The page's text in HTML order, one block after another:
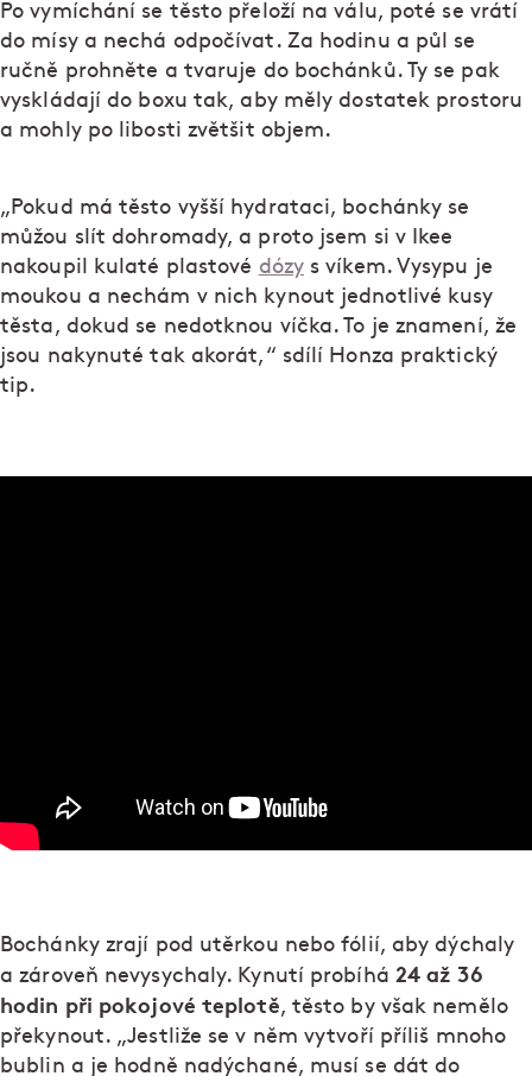
Po vymíchání se těsto přeloží na válu, poté se vrátí
do mísy a nechá odpočívat. Za hodinu a půl se
ručně prohněte a tvaruje do bochánků. Ty se pak
vyskládají do boxu tak, aby měly dostatek prostoru
a mohly po libosti zvětšit objem.
„Pokud má těsto vyšší hydrataci, bochánky se
můžou slít dohromady, a proto jsem si v Ikee
nakoupil kulaté plastové dózys víkem. Vysypu je
moukou a nechám v nich kynout jednotlivé kusy
těsta, dokud se nedotknou víčka. To je znamení, že
jsou nakynuté tak akorát,“ sdílí Honza praktický
tip.
Bochánky zrají pod utěrkou nebo fólií, aby dýchaly
a zároveň nevysychaly. Kynutí probíhá 24 až 36
hodin při pokojové teplotě, těsto by však nemělo
překynout. „Jestliže se v něm vytvoří příliš mnoho
bublin a je hodně nadýchané, musí se dát do